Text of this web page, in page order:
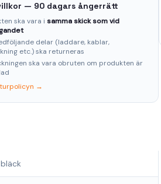
— 90 dagars ångerrätt
ska vara i samma skick som vid
delar (laddare, kablar,
etc.) ska returneras
ska vara obruten om produkten är
→